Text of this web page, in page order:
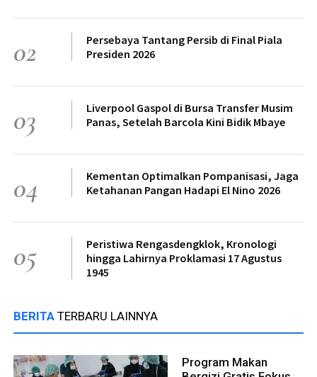
02
Persebaya Tantang Persib di Final Piala
Presiden 2026
03
Liverpool Gaspol di Bursa Transfer Musim
Panas, Setelah Barcola Kini Bidik Mbaye
04
Kementan Optimalkan Pompanisasi, Jaga
Ketahanan Pangan Hadapi El Nino 2026
05
Peristiwa Rengasdengklok, Kronologi
hingga Lahirnya Proklamasi 17 Agustus
1945
BERITA TERBARU LAINNYA
Program Makan